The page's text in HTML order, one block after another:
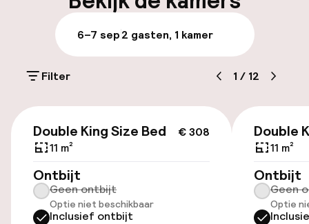
airconditioning en verwarming behoren
eveneens tot de standaardinrichting van alle
accommodatie. De receptie is 24 uur per dag
geopend. Liberty National Golf Course ligt op
ongeveer 15 minuten rijden. Het hotel biedt
elke ochtend een gratis warm ontbijt aan.
Bagageruimte
Parkeren & mobiliteit
(buiten)
Mogelijk extra kosten
Openbaar parkeren
6–7 sep2 gasten, 1 kamer
Filter 1 / 12
€ 308
Double King Size Bed
11 m²
Ontbijt
Geen ontbijt
Optie niet beschikbaar
Inclusief ontbijt
Double
11 m²
Ontbijt
Geen
Optie